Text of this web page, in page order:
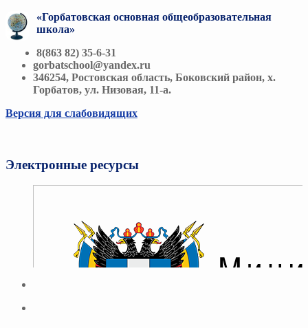
«Горбатовская основная общеобразовательная
школа»
8(863 82) 35-6-31
gorbatschool@yandex.ru
346254, Ростовская область, Боковский район, х.
Горбатов, ул. Низовая, 11-а.
Версия для слабовидящих
Электронные ресурсы